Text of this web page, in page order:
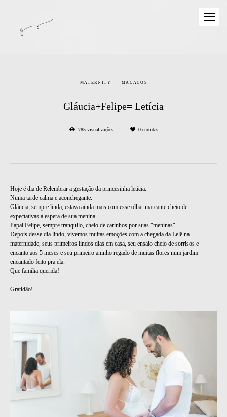
MATERNITY MACACOS
Gláucia+Felipe= Letícia
785visualizações 0curtidas
Hoje é dia de Relembrar a gestação da princesinha letícia.
Numa tarde calma e aconchegante.
Gláucia, sempre linda, estava ainda mais com esse olhar marcante cheio de
expectativas á espera de sua menina.
Papai Felipe, sempre tranquilo, cheio de carinhos por suas "meninas".
Depois desse dia lindo, vivemos muitas emoções com a chegada da Lelê na
maternidade, seus primeiros lindos dias em casa, seu ensaio cheio de sorrisos e
encanto aos 5 meses e seu primeiro aninho regado de muitas flores num jardim
encantado feito pra ela.
Que família querida!
Gratidão!